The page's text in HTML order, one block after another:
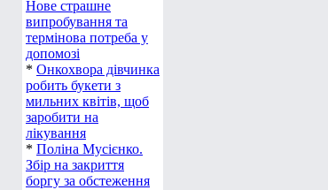
Нове страшне
випробування та
термінова потреба у
допомозі
* Онкохвора дівчинка
робить букети з
мильних квітів, щоб
заробити на
лікування
* Поліна Мусієнко.
Збір на закриття
боргу за обстеження